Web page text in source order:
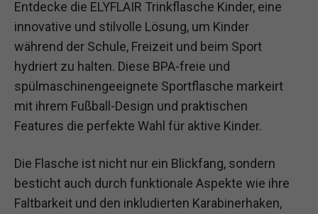
Entdecke die ELYFLAIR Trinkflasche Kinder, eine
innovative und stilvolle Lösung, um Kinder
während der Schule, Freizeit und beim Sport
hydriert zu halten. Diese BPA-freie und
spülmaschinengeeignete Sportflasche markeirt
mit ihrem Fußball-Design und praktischen
Features die perfekte Wahl für aktive Kinder.
Die Flasche ist nicht nur ein Blickfang, sondern
besticht auch durch funktionale Aspekte wie ihre
Faltbarkeit und den inkludierten Karabinerhaken,